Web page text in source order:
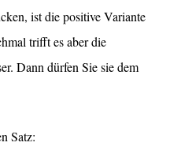
ist die positive Variante
trifft es aber die
Dann dürfen Sie sie dem
Satz: